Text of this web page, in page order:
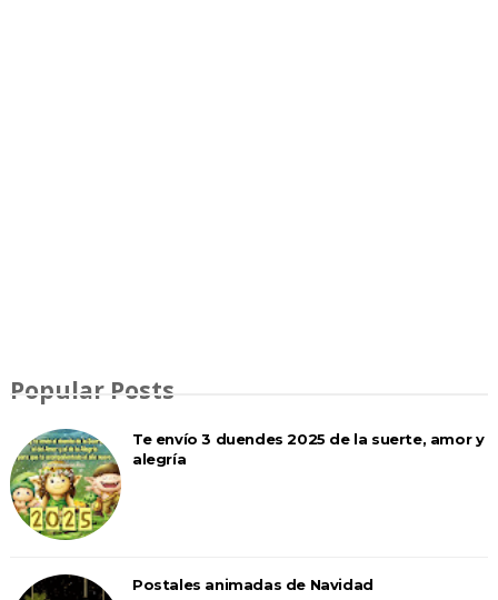
Popular Posts
Te envío 3 duendes 2025 de la suerte, amor y
alegría
Postales animadas de Navidad